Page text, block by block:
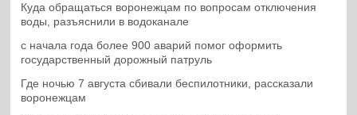
Куда обращаться воронежцам по вопросам отключения
воды, разъяснили в водоканале
с начала года более 900 аварий помог оформить
государственный дорожный патруль
Где ночью 7 августа сбивали беспилотники, рассказали
воронежцам